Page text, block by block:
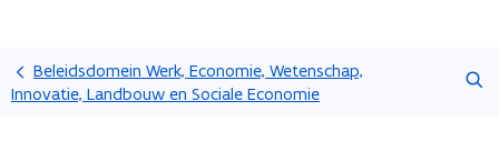
en
naar
Beleidsdomein Werk, Economie, Wetenschap,
Innovatie, Landbouw en Sociale Economie
Zoeken